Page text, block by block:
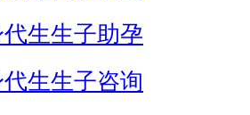
生生子助孕
生生子咨询